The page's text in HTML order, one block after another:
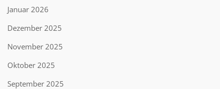
Januar 2026
Dezember 2025
November 2025
Oktober 2025
September 2025